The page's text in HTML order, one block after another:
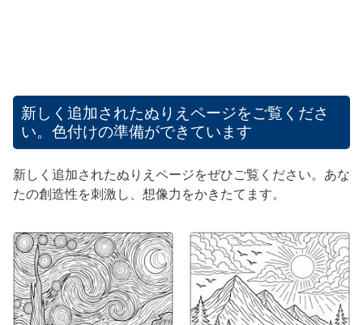
新しく追加されたぬりえページをご覧くださ
い。色付けの準備ができています
新しく追加されたぬりえページをぜひご覧ください。あな
たの創造性を刺激し、想像力をかきたてます。